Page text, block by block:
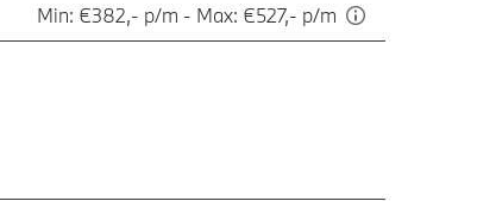
Min: €382,- p/m - Max: €527,- p/m